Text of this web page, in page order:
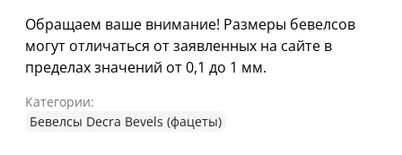
Обращаем ваше внимание! Размеры бевелсов
могут отличаться от заявленных на сайте в
пределах значений от 0,1 до 1 мм.
Категории:
Бевелсы Decra Bevels (фацеты)